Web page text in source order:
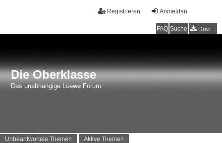
Anmelden
Registrieren
FAQ Suche Downloads
Die Oberklasse
Das unabhängige Loewe Forum
Unbeantwortete Themen Aktive Themen